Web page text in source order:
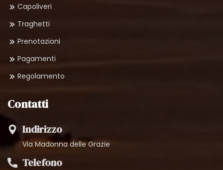
Capoliveri
Traghetti
Prenotazioni
Pagamenti
Regolamento
Contatti
Indirizzo
Via Madonna delle Grazie
Telefono